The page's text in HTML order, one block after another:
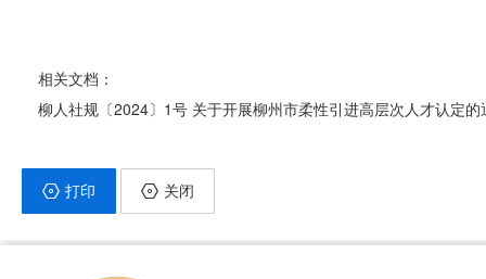
相关文档：
柳人社规〔2024〕1号 关于开展柳州市柔性引进高层次人才认定的
打印 关闭